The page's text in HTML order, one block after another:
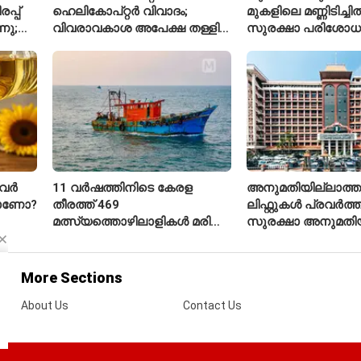
ഹെലികോപ്റ്റർ വിവാദം;
വിവരാവകാശ അപേക്ഷ തള്ളി
മുകളിലെ
സുരക്ഷാ
11 വർഷത്തിനിടെ കേരള
തീരത്ത് 469
മത്സ്യത്തൊഴിലാളികൾ മരിച്ചു;
47,773 പേരെ രക്ഷപ്പെടുത്തി
അനുമതിയില്ലാത്ത
ലിഫ്റ്റുകൾ
സുരക്ഷാ
ഹൈക്കോടതിയുടെ
More Sections
About Us Contact Us